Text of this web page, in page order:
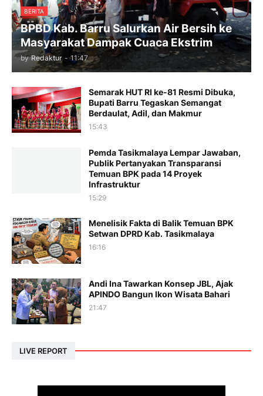
BERITA
BPBD Kab. Barru Salurkan Air Bersih ke
Masyarakat Dampak Cuaca Ekstrim
by Redaktur - 11:47
Semarak HUT RI ke-81 Resmi Dibuka,
Bupati Barru Tegaskan Semangat
Berdaulat, Adil, dan Makmur
15:43
Pemda Tasikmalaya Lempar Jawaban,
Publik Pertanyakan Transparansi
Temuan BPK pada 14 Proyek
Infrastruktur
15:29
Menelisik Fakta di Balik Temuan BPK
Setwan DPRD Kab. Tasikmalaya
16:16
Andi Ina Tawarkan Konsep JBL, Ajak
APINDO Bangun Ikon Wisata Bahari
21:47
LIVE REPORT